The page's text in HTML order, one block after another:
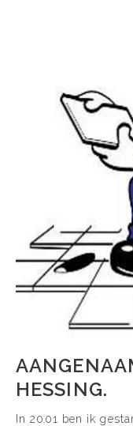
HESSING.
In 2001 ben ik